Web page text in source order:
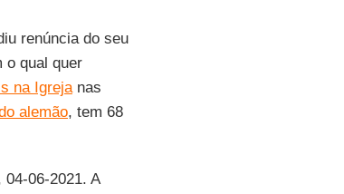
renúncia do seu
o qual quer
na Igrejanas
alemão, tem 68
04-06-2021. A